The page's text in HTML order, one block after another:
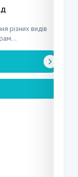
різних видів